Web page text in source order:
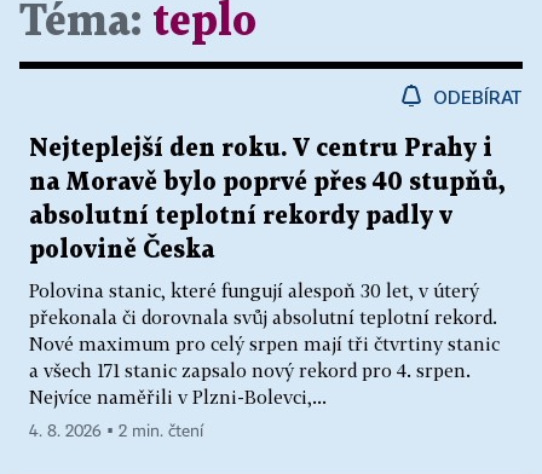
Téma: teplo
ODEBÍRAT
Nejteplejší den roku. V centru Prahy i
na Moravě bylo poprvé přes 40 stupňů,
absolutní teplotní rekordy padly v
polovině Česka
Polovina stanic, které fungují alespoň 30 let, v úterý
překonala či dorovnala svůj absolutní teplotní rekord.
Nové maximum pro celý srpen mají tři čtvrtiny stanic
a všech 171 stanic zapsalo nový rekord pro 4. srpen.
Nejvíce naměřili v Plzni-Bolevci,...
4. 8. 2026 ▪ 2 min. čtení